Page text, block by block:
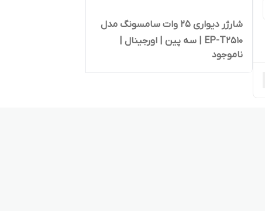
شارژر دیواری 25 وات سامسونگ مدل
EP-T2510 | سه پین | اورجینال |
مشکی
ناموجود